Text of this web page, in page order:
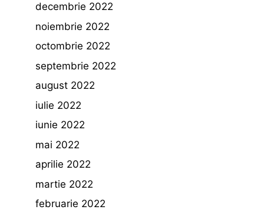
decembrie 2022
noiembrie 2022
octombrie 2022
septembrie 2022
august 2022
iulie 2022
iunie 2022
mai 2022
aprilie 2022
martie 2022
februarie 2022